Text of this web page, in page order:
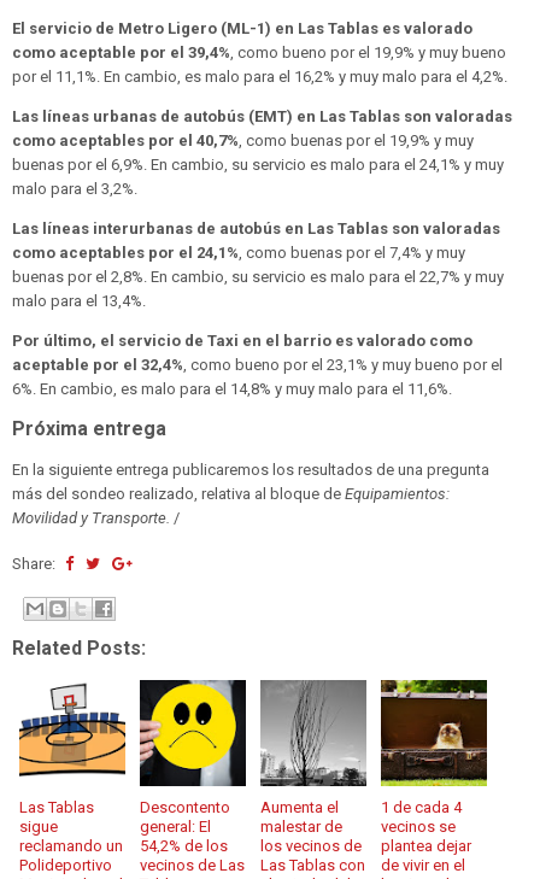
El servicio de Metro Ligero (ML-1) en Las Tablas es valorado
como aceptable por el 39,4%, como bueno por el 19,9% y muy bueno
por el 11,1%. En cambio, es malo para el 16,2% y muy malo para el 4,2%.
Las líneas urbanas de autobús (EMT) en Las Tablas son valoradas
como aceptables por el 40,7%, como buenas por el 19,9% y muy
buenas por el 6,9%. En cambio, su servicio es malo para el 24,1% y muy
malo para el 3,2%.
Las líneas interurbanas de autobús en Las Tablas son valoradas
como aceptables por el 24,1%, como buenas por el 7,4% y muy
buenas por el 2,8%. En cambio, su servicio es malo para el 22,7% y muy
malo para el 13,4%.
Por último, el servicio de Taxi en el barrio es valorado como
aceptable por el 32,4%, como bueno por el 23,1% y muy bueno por el
6%. En cambio, es malo para el 14,8% y muy malo para el 11,6%.
Próxima entrega
En la siguiente entrega publicaremos los resultados de una pregunta
más del sondeo realizado, relativa al bloque de Equipamientos:
Movilidad y Transporte. /
Share:
Related Posts:
Las Tablas
sigue
reclamando un
Polideportivo
Descontento
general: El
54,2% de los
vecinos de Las
Aumenta el
malestar de
los vecinos de
Las Tablas con
1 de cada 4
vecinos se
plantea dejar
de vivir en el